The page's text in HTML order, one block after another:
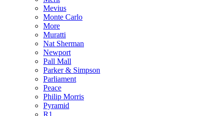
Mevius
Monte Carlo
More
Muratti
Nat Sherman
Newport
Pall Mall
Parker & Simpson
Parliament
Peace
Philip Morris
Pyramid
R1